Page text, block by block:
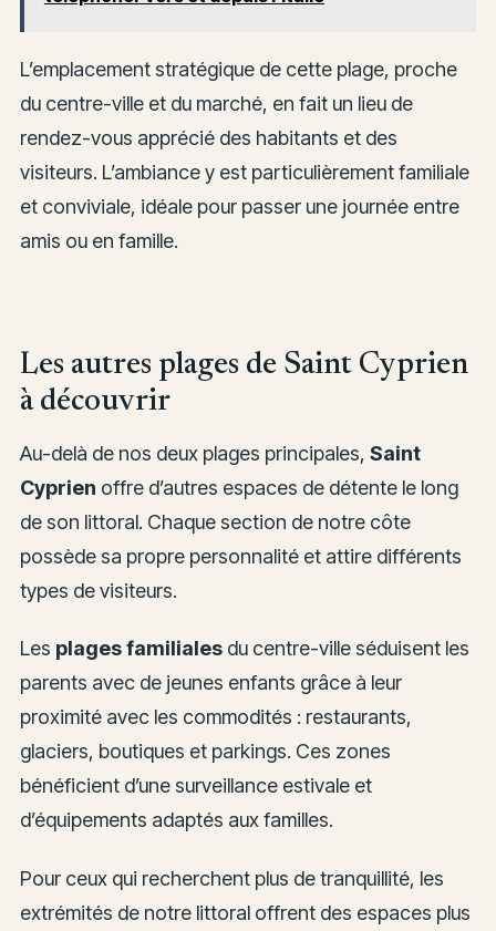
L’emplacement stratégique de cette plage, proche
du centre-ville et du marché, en fait un lieu de
rendez-vous apprécié des habitants et des
visiteurs. L’ambiance y est particulièrement familiale
et conviviale, idéale pour passer une journée entre
amis ou en famille.
Les autres plages de Saint Cyprien
à découvrir
Au-delà de nos deux plages principales, Saint
Cyprien offre d’autres espaces de détente le long
de son littoral. Chaque section de notre côte
possède sa propre personnalité et attire différents
types de visiteurs.
Les plages familialesdu centre-ville séduisent les
parents avec de jeunes enfants grâce à leur
proximité avec les commodités : restaurants,
glaciers, boutiques et parkings. Ces zones
bénéficient d’une surveillance estivale et
d’équipements adaptés aux familles.
Pour ceux qui recherchent plus de tranquillité, les
extrémités de notre littoral offrent des espaces plus